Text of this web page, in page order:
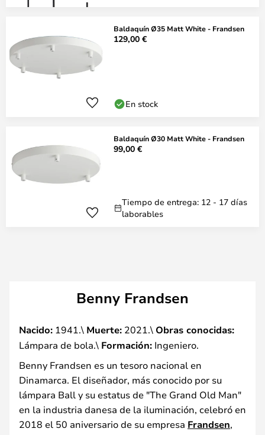
Baldaquín Ø35 Matt White - Frandsen
129,00 €
En stock
Baldaquín Ø30 Matt White - Frandsen
99,00 €
Tiempo de entrega: 12 - 17 días
laborables
Benny Frandsen
Nacido: 1941.\ Muerte: 2021.\ Obras conocidas:
Lámpara de bola.\ Formación: Ingeniero.
Benny Frandsen es un tesoro nacional en
Dinamarca. El diseñador, más conocido por su
lámpara Ball y su estatus de "The Grand Old Man"
en la industria danesa de la iluminación, celebró en
2018 el 50 aniversario de su empresa Frandsen,